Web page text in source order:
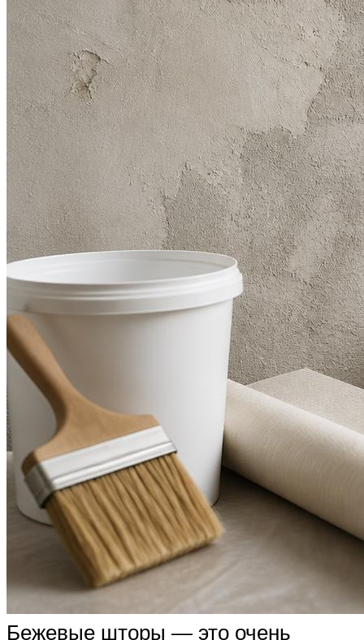
Бежевые шторы — это очень